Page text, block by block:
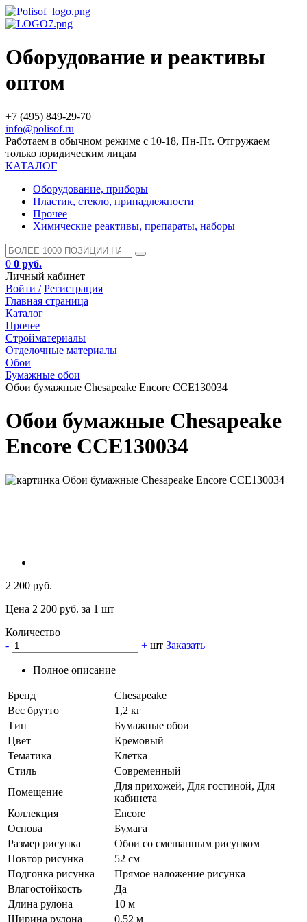
Оборудование и реактивы
оптом
+7 (495) 849-29-70
info@polisof.ru
Работаем в обычном режиме с 10-18, Пн-Пт. Отгружаем
только юридическим лицам
КАТАЛОГ
Оборудование, приборы
Пластик, стекло, принадлежности
Прочее
Химические реактивы, препараты, наборы
0 0 руб.
Личный кабинет
Войти / Регистрация
Главная страница
Каталог
Прочее
Стройматериалы
Отделочные материалы
Обои
Бумажные обои
Обои бумажные Chesapeake Encore CCE130034
Обои бумажные Chesapeake
Encore CCE130034
2 200 руб.
Цена 2 200 руб. за 1 шт
Количество
-
+ шт Заказать
Полное описание
Бренд
Chesapeake
Вес брутто
1,2 кг
Тип
Бумажные обои
Цвет
Кремовый
Тематика
Клетка
Стиль
Современный
Помещение
Для прихожей, Для гостиной, Для
кабинета
Коллекция
Encore
Основа
Бумага
Размер рисунка
Обои со смешанным рисунком
Повтор рисунка
52 см
Подгонка рисунка
Прямое наложение рисунка
Влагостойкость
Да
Длина рулона
10 м
Ширина рулона
0,52 м